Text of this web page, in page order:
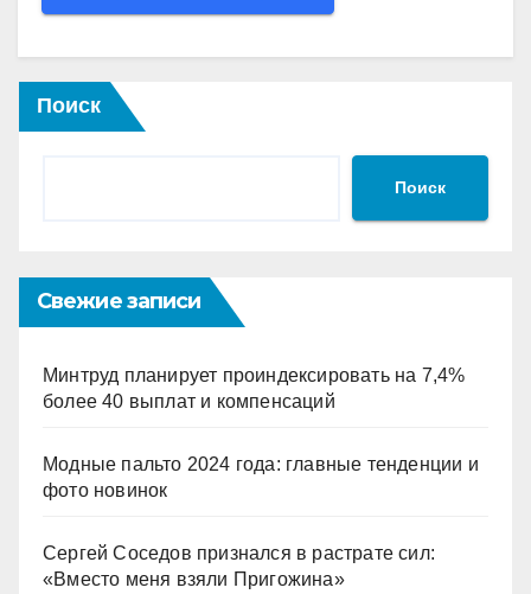
Поиск
Поиск
Свежие записи
Минтруд планирует проиндексировать на 7,4%
более 40 выплат и компенсаций
Модные пальто 2024 года: главные тенденции и
фото новинок
Сергей Соседов признался в растрате сил:
«Вместо меня взяли Пригожина»